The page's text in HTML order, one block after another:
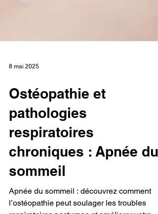
Ostéopathie et
pathologies
respiratoires
chroniques : Apnée du
sommeil
Apnée du sommeil : découvrez comment